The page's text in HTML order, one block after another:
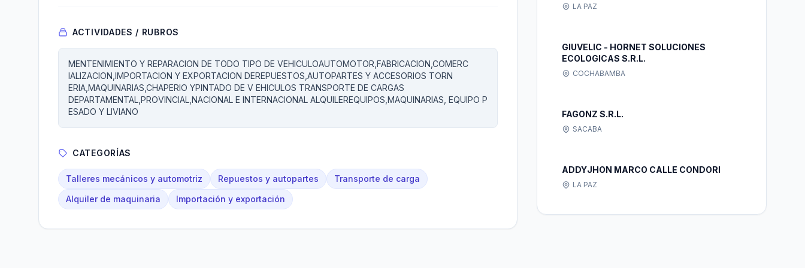
ACTIVIDADES / RUBROS
MENTENIMIENTO Y REPARACION DE TODO TIPO DE VEHICULOAUTOMOTOR,FABRICACION,COMERC
IALIZACION,IMPORTACION Y EXPORTACION DEREPUESTOS,AUTOPARTES Y ACCESORIOS TORN
ERIA,MAQUINARIAS,CHAPERIO YPINTADO DE V EHICULOS TRANSPORTE DE CARGAS
DEPARTAMENTAL,PROVINCIAL,NACIONAL E INTERNACIONAL ALQUILEREQUIPOS,MAQUINARIAS, EQUIPO P
ESADO Y LIVIANO
CATEGORÍAS
Talleres mecánicos y automotriz Repuestos y autopartes
Transporte de carga
Alquiler de maquinaria
Importación y exportación
LA PAZ
GIUVELIC - HORNET SOLUCIONES
ECOLOGICAS S.R.L.
COCHABAMBA
FAGONZ S.R.L.
SACABA
ADDYJHON MARCO CALLE CONDORI
LA PAZ